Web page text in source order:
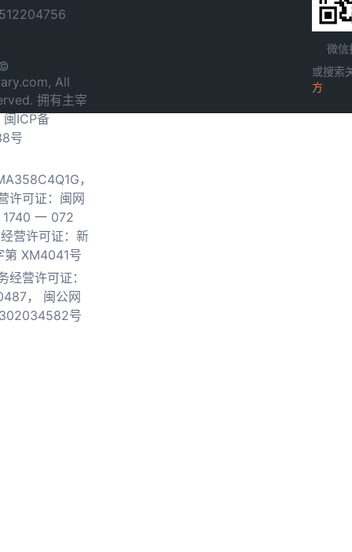
All
拥有主宰
闽ICP备
号
，
许可证：闽网
一 072
营许可证：新
第 XM4041号
经营许可证：
，
闽公网
号
微信
或搜索
方